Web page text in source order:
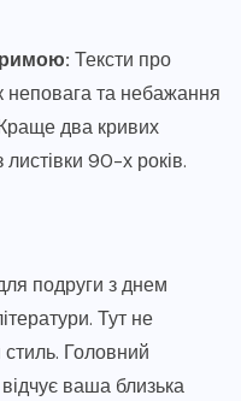
Тексти про
неповага та небажання
два кривих
90-х років.
подруги з днем
Тут не
стиль. Головний
ваша близька